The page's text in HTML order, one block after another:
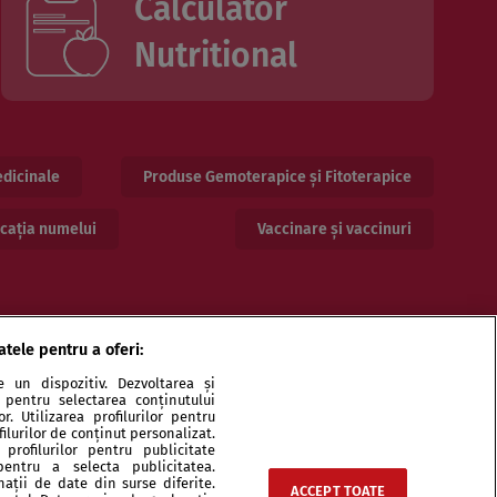
Calculator
Nutritional
Produse Gemoterapice și Fitoterapice
numelui Vaccinare și vaccinuri
și specialiști Echipa Contact Sitemap
pentru a oferi:
un dispozitiv. Dezvoltarea și
selectarea conținutului
Utilizarea profilurilor pentru
de conținut personalizat.
profilurilor pentru publicitate
a selecta publicitatea.
de date din surse diferite.
ACCEPT TOATE